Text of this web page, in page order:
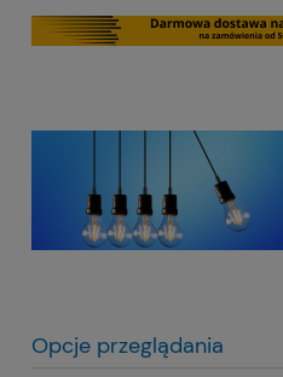
Opcje przeglądania